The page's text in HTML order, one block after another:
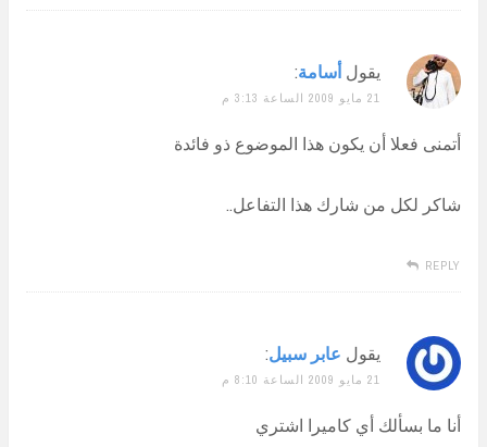
يقول أسامة:
21 مايو 2009 الساعة 3:13 م
أتمنى فعلا أن يكون هذا الموضوع ذو فائدة
شاكر لكل من شارك هذا التفاعل..
REPLY
يقول عابر سبيل:
21 مايو 2009 الساعة 8:10 م
أنا ما بسألك أي كاميرا اشتري